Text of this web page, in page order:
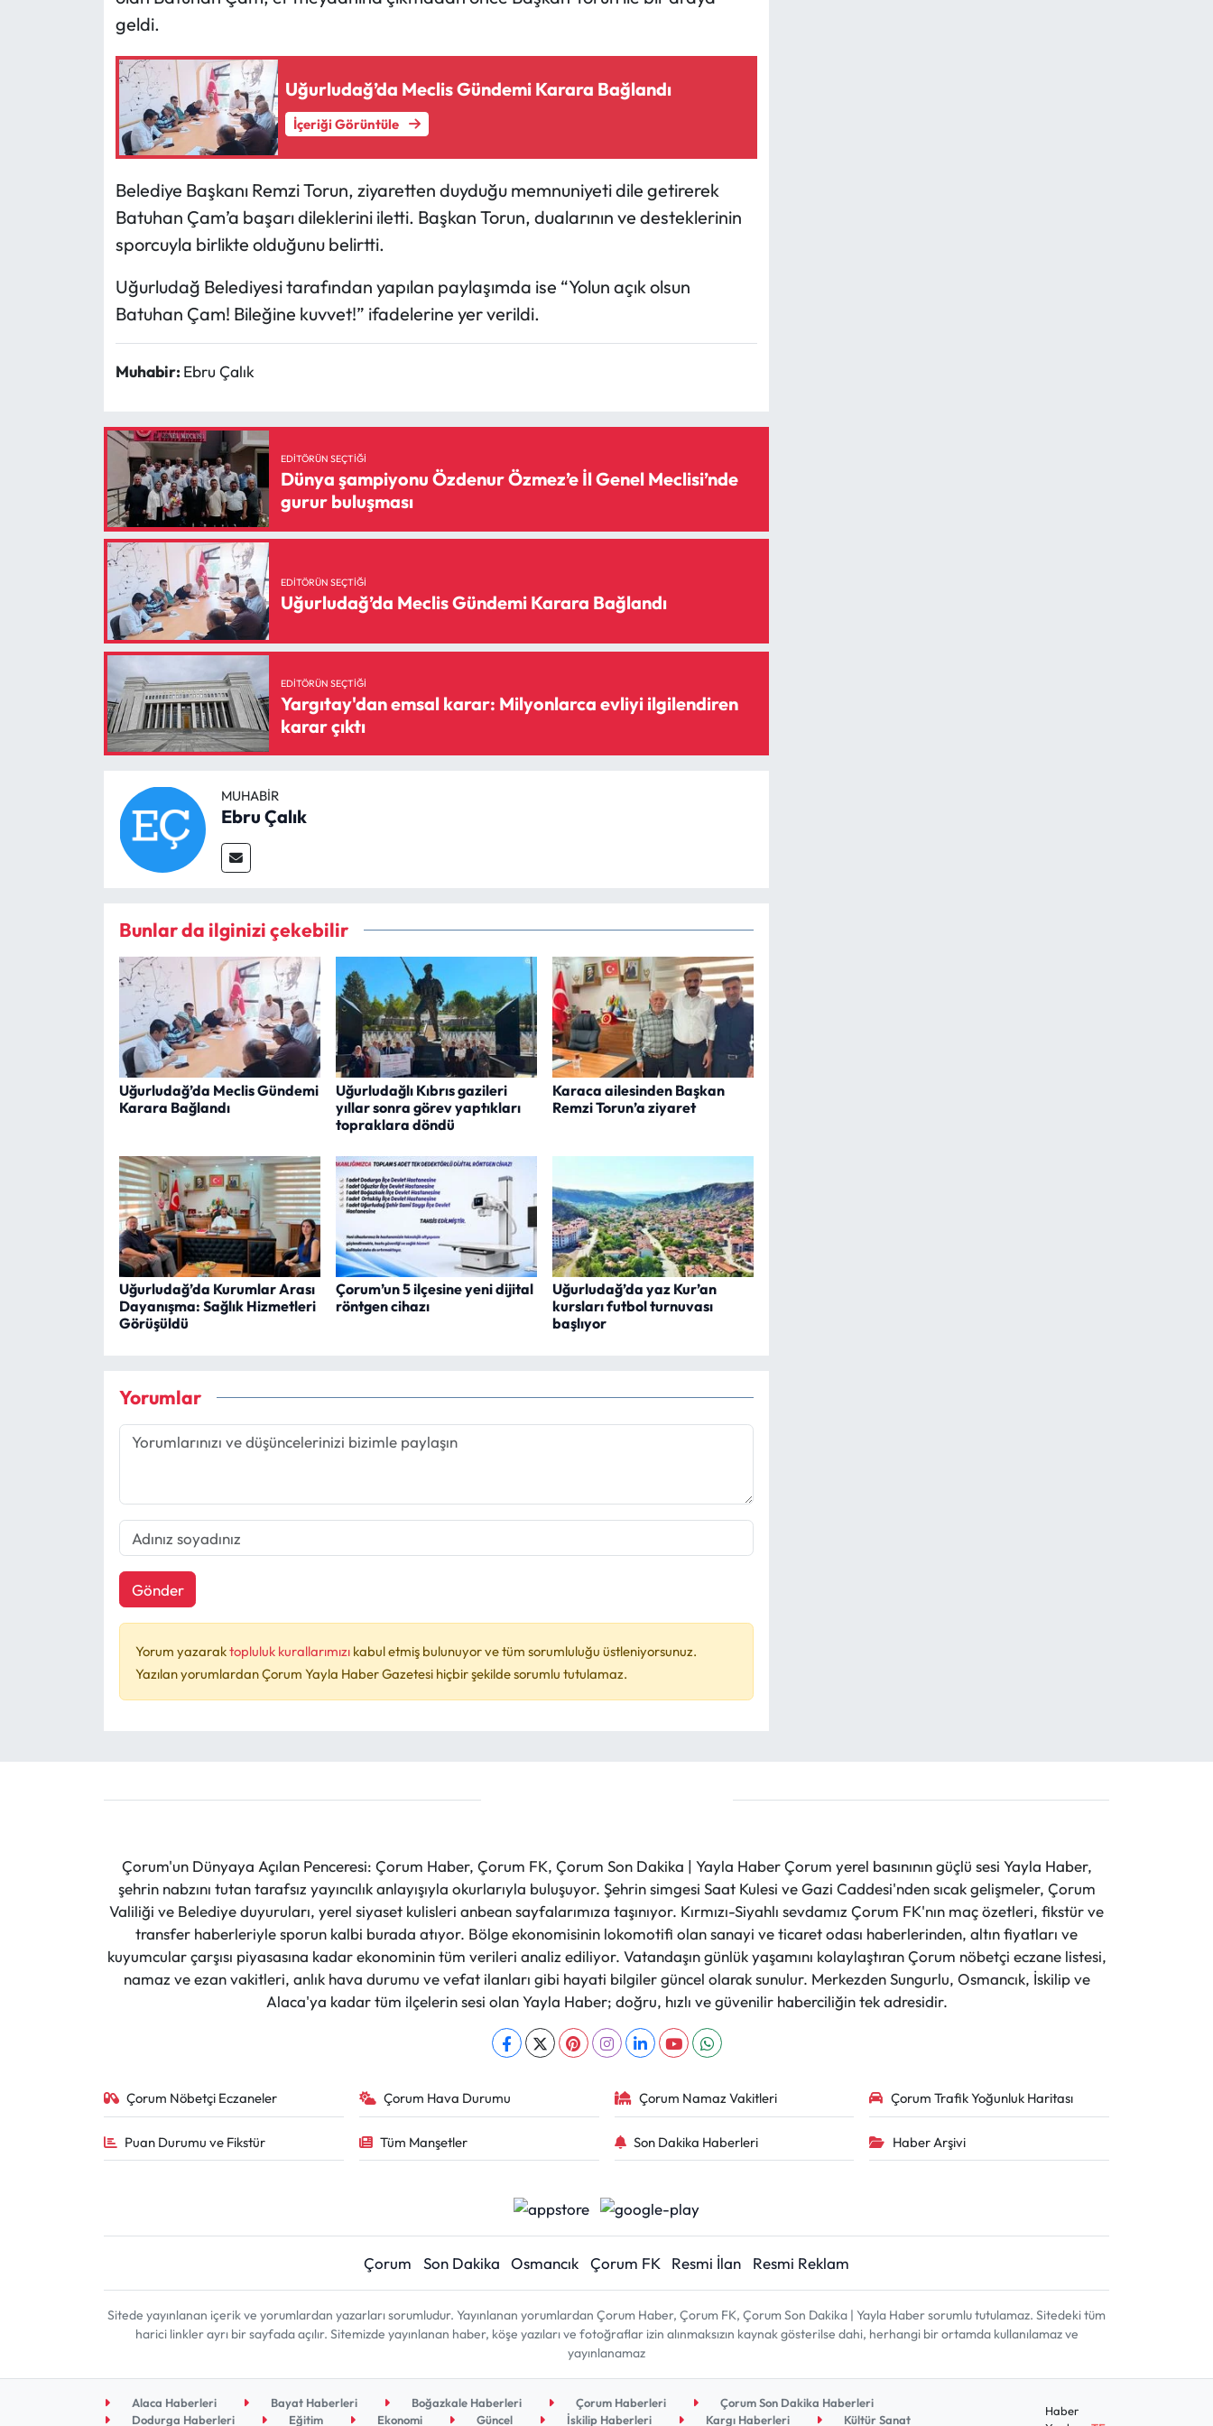
geldi.
Uğurludağ’da Meclis Gündemi Karara Bağlandı
İçeriği Görüntüle
Belediye Başkanı Remzi Torun, ziyaretten duyduğu memnuniyeti dile getirerek
Batuhan Çam’a başarı dileklerini iletti. Başkan Torun, dualarının ve desteklerinin
sporcuyla birlikte olduğunu belirtti.
Uğurludağ Belediyesi tarafından yapılan paylaşımda ise “Yolun açık olsun
Batuhan Çam! Bileğine kuvvet!” ifadelerine yer verildi.
Muhabir: Ebru Çalık
EDITÖRÜN SEÇTIĞI
Dünya şampiyonu Özdenur Özmez’e İl Genel Meclisi’nde
gurur buluşması
EDITÖRÜN SEÇTIĞI
Uğurludağ’da Meclis Gündemi Karara Bağlandı
EDITÖRÜN SEÇTIĞI
Yargıtay'dan emsal karar: Milyonlarca evliyi ilgilendiren
karar çıktı
MUHABIR
Ebru Çalık
Bunlar da ilginizi çekebilir
Uğurludağ’da Meclis Gündemi
Karara Bağlandı
Uğurludağlı Kıbrıs gazileri
yıllar sonra görev yaptıkları
topraklara döndü
Karaca ailesinden Başkan
Remzi Torun’a ziyaret
Uğurludağ’da Kurumlar Arası
Dayanışma: Sağlık Hizmetleri
Görüşüldü
Çorum’un 5 ilçesine yeni dijital
röntgen cihazı
Uğurludağ’da yaz Kur’an
kursları futbol turnuvası
başlıyor
Yorumlar
Gönder
Yorum yazaraktopluluk kurallarımızı kabul etmiş bulunuyor ve tüm sorumluluğu üstleniyorsunuz.
Yazılan yorumlardan Çorum Yayla Haber Gazetesi hiçbir şekilde sorumlu tutulamaz.
Çorum'un Dünyaya Açılan Penceresi: Çorum Haber, Çorum FK, Çorum Son Dakika | Yayla Haber Çorum yerel basınının güçlü sesi Yayla Haber,
şehrin nabzını tutan tarafsız yayıncılık anlayışıyla okurlarıyla buluşuyor. Şehrin simgesi Saat Kulesi ve Gazi Caddesi'nden sıcak gelişmeler, Çorum
Valiliği ve Belediye duyuruları, yerel siyaset kulisleri anbean sayfalarımıza taşınıyor. Kırmızı-Siyahlı sevdamız Çorum FK'nın maç özetleri, fikstür ve
transfer haberleriyle sporun kalbi burada atıyor. Bölge ekonomisinin lokomotifi olan sanayi ve ticaret odası haberlerinden, altın fiyatları ve
kuyumcular çarşısı piyasasına kadar ekonominin tüm verileri analiz ediliyor. Vatandaşın günlük yaşamını kolaylaştıran Çorum nöbetçi eczane listesi,
namaz ve ezan vakitleri, anlık hava durumu ve vefat ilanları gibi hayati bilgiler güncel olarak sunulur. Merkezden Sungurlu, Osmancık, İskilip ve
Alaca'ya kadar tüm ilçelerin sesi olan Yayla Haber; doğru, hızlı ve güvenilir haberciliğin tek adresidir.
Çorum Nöbetçi Eczaneler Çorum Hava Durumu Çorum Namaz Vakitleri Çorum Trafik Yoğunluk Haritası
Puan Durumu ve Fikstür Tüm Manşetler Son Dakika Haberleri Haber Arşivi
Çorum Son Dakika Osmancık Çorum FK Resmi İlan Resmi Reklam
Sitede yayınlanan içerik ve yorumlardan yazarları sorumludur. Yayınlanan yorumlardan Çorum Haber, Çorum FK, Çorum Son Dakika | Yayla Haber sorumlu tutulamaz. Sitedeki tüm
harici linkler ayrı bir sayfada açılır. Sitemizde yayınlanan haber, köşe yazıları ve fotoğraflar izin alınmaksızın kaynak gösterilse dahi, herhangi bir ortamda kullanılamaz ve
yayınlanamaz
Alaca Haberleri Bayat Haberleri Boğazkale Haberleri Çorum Haberleri
Çorum Son Dakika Haberleri
Dodurga Haberleri
Eğitim Ekonomi Güncel İskilip Haberleri Kargı Haberleri Kültür Sanat
Haber
Oğuzlar Haberleri
Ortaköy Haberleri
Osmancık Haberleri
Otomotiv
Resmi Reklam
Sungurlu Haberleri
Uğurludağ Haberleri
Yayla Haber
Yemek Tarifleri